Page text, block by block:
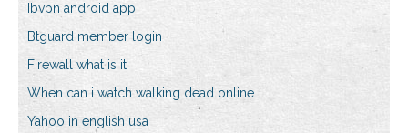
Ibvpn android app
Btguard member login
Firewall what is it
When can i watch walking dead online
Yahoo in english usa